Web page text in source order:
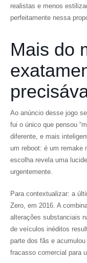
realistas e menos
perfeitamente nessa
Mais do
Ao anúncio desse jogo
fui o único que pensou
diferente, e mais
um reboot: é um remake
escolha revela uma
urgentemente.
Para contextualizar: a
Zero, em 2016. A
alterações substanciais
de veículos inéditos
parte dos fãs e
fracasso comercial para